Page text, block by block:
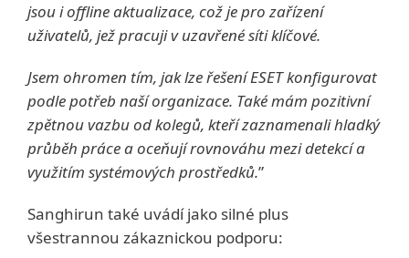
jsou i offline aktualizace, což je pro zařízení
uživatelů, jež pracuji v uzavřené síti klíčové.
Jsem ohromen tím, jak lze řešení ESET konfigurovat
podle potřeb naší organizace. Také mám pozitivní
zpětnou vazbu od kolegů, kteří zaznamenali hladký
průběh práce a oceňují rovnováhu mezi detekcí a
využitím systémových prostředků.”
Sanghirun také uvádí jako silné plus
všestrannou zákaznickou podporu: